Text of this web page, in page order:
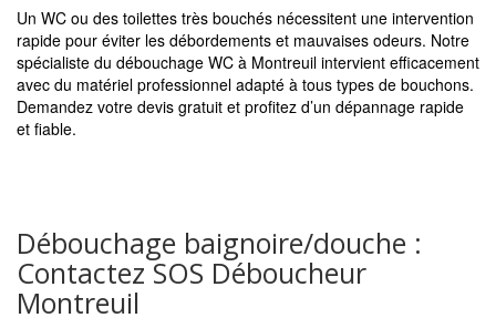
Un WC ou des toilettes très bouchés nécessitent une intervention
rapide pour éviter les débordements et mauvaises odeurs. Notre
spécialiste du débouchage WC à Montreuil intervient efficacement
avec du matériel professionnel adapté à tous types de bouchons.
Demandez votre devis gratuit et profitez d’un dépannage rapide
et fiable.
Débouchage baignoire/douche :
Contactez SOS Déboucheur
Montreuil